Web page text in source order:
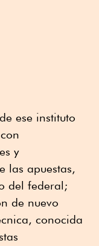
ese instituto
y
las apuestas,
del federal;
de nuevo
conocida